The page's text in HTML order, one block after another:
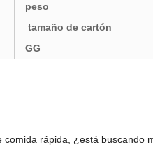
peso
tamaño de cartón
GG
rápida, ¿está